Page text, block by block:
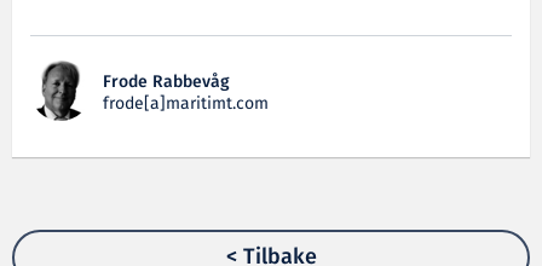
Frode Rabbevåg
frode[a]maritimt.com
< Tilbake